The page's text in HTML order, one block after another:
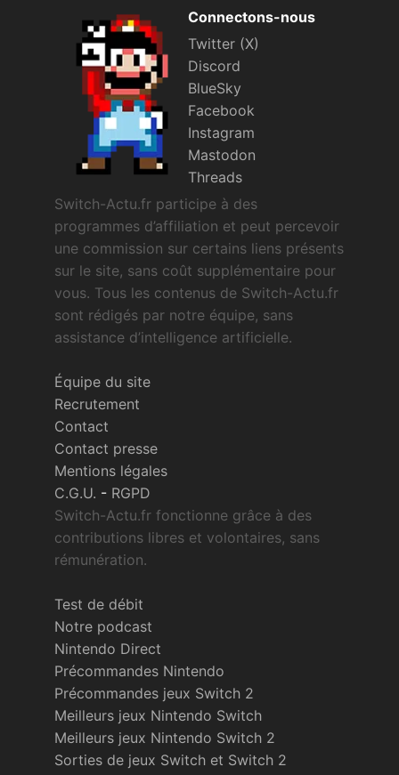
Connectons-nous
Twitter (X)
Discord
BlueSky
Facebook
Instagram
Mastodon
Threads
Switch-Actu.fr participe à des
programmes d’affiliation et peut percevoir
une commission sur certains liens présents
sur le site, sans coût supplémentaire pour
vous. Tous les contenus de Switch-Actu.fr
sont rédigés par notre équipe, sans
assistance d’intelligence artificielle.
Équipe du site
Recrutement
Contact
Contact presse
Mentions légales
C.G.U. - RGPD
Switch-Actu.fr fonctionne grâce à des
contributions libres et volontaires, sans
rémunération.
Test de débit
Notre podcast
Nintendo Direct
Précommandes Nintendo
Précommandes jeux Switch 2
Meilleurs jeux Nintendo Switch
Meilleurs jeux Nintendo Switch 2
Sorties de jeux Switch et Switch 2